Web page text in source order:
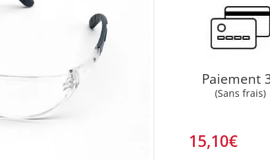
Paiement
(Sans frais)
15,10€